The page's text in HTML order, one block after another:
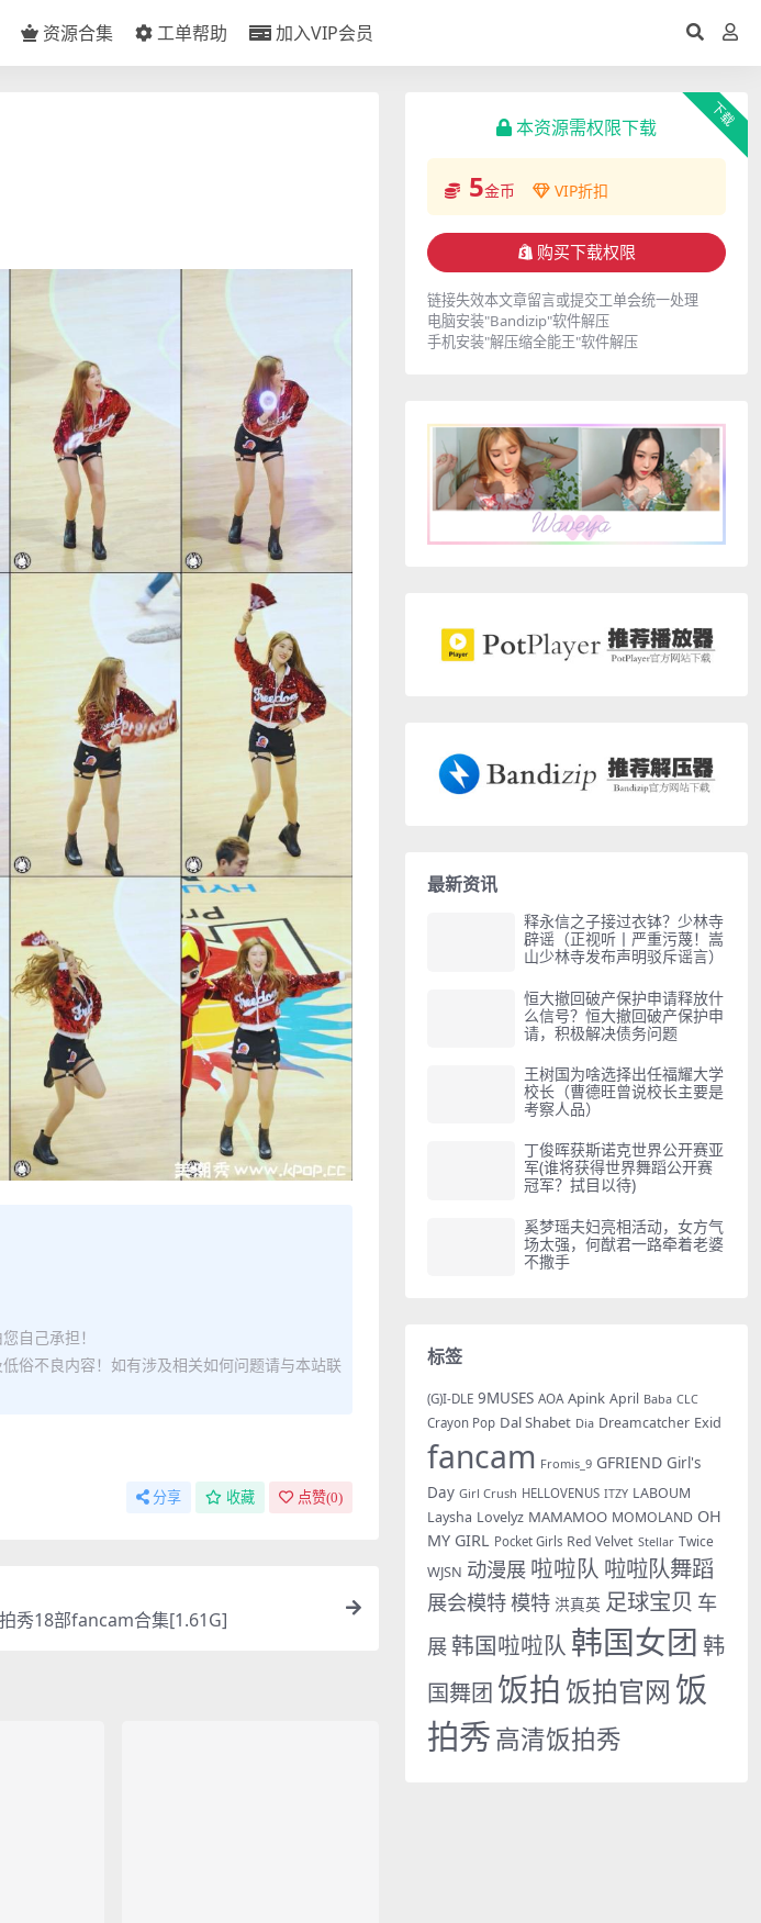
资源合集 工单帮助 加入VIP会员
自己承担！
俗不良内容！如有涉及相关如何问题请与本站联
分享 收藏 点赞(0)
秀18部fancam合集[1.61G]
下载
本资源需权限下载
5金币 VIP折扣
购买下载权限
链接失效本文章留言或提交工单会统一处理
电脑安装"Bandizip"软件解压
手机安装"解压缩全能王"软件解压
最新资讯
释永信之子接过衣钵？少林寺
辟谣（正视听丨严重污蔑！嵩
山少林寺发布声明驳斥谣言）
恒大撤回破产保护申请释放什
么信号？恒大撤回破产保护申
请，积极解决债务问题
王树国为啥选择出任福耀大学
校长（曹德旺曾说校长主要是
考察人品）
丁俊晖获斯诺克世界公开赛亚
军(谁将获得世界舞蹈公开赛
冠军？拭目以待)
奚梦瑶夫妇亮相活动，女方气
场太强，何猷君一路牵着老婆
不撒手
标签
(G)I-DLE 9MUSES AOA Apink April Baba CLC
Crayon Pop Dal Shabet Dia Dreamcatcher Exid
fancam Fromis_9 GFRIEND Girl's
Day Girl Crush HELLOVENUS ITZY LABOUM
Laysha Lovelyz MAMAMOO MOMOLAND OH
MY GIRL Pocket Girls Red Velvet Stellar Twice
WJSN 动漫展 啦啦队 啦啦队舞蹈
展会模特模特 洪真英 足球宝贝 车
展韩国啦啦队 韩国女团 韩
国舞团 饭拍饭拍官网 饭
拍秀高清饭拍秀